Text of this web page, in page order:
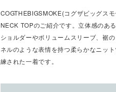
COGTHEBIGSMOKE(コグザビッグス
NECK TOPのご紹介です。立体感のあ
ショルダーやボリュームスリーブ、裾
ネルのような表情を持つ柔らかなニッ
練された一着です。